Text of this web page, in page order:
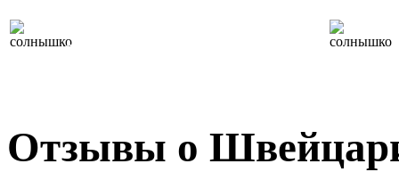
туры
Отзывы о